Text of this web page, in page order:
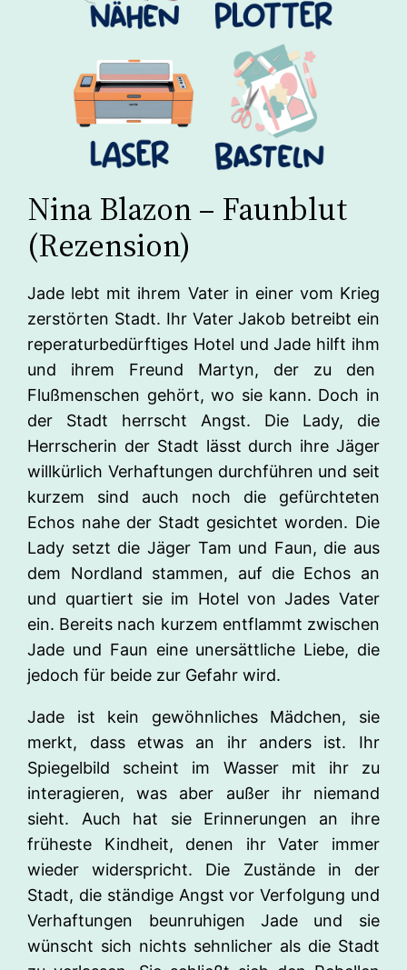
Nina Blazon – Faunblut
(Rezension)
Jade lebt mit ihrem Vater in einer vom Krieg
zerstörten Stadt. Ihr Vater Jakob betreibt ein
reperaturbedürftiges Hotel und Jade hilft ihm
und ihrem Freund Martyn, der zu den
Flußmenschen gehört, wo sie kann. Doch in
der Stadt herrscht Angst. Die Lady, die
Herrscherin der Stadt lässt durch ihre Jäger
willkürlich Verhaftungen durchführen und seit
kurzem sind auch noch die gefürchteten
Echos nahe der Stadt gesichtet worden. Die
Lady setzt die Jäger Tam und Faun, die aus
dem Nordland stammen, auf die Echos an
und quartiert sie im Hotel von Jades Vater
ein. Bereits nach kurzem entflammt zwischen
Jade und Faun eine unersättliche Liebe, die
jedoch für beide zur Gefahr wird.
Jade ist kein gewöhnliches Mädchen, sie
merkt, dass etwas an ihr anders ist. Ihr
Spiegelbild scheint im Wasser mit ihr zu
interagieren, was aber außer ihr niemand
sieht. Auch hat sie Erinnerungen an ihre
früheste Kindheit, denen ihr Vater immer
wieder widerspricht. Die Zustände in der
Stadt, die ständige Angst vor Verfolgung und
Verhaftungen beunruhigen Jade und sie
wünscht sich nichts sehnlicher als die Stadt